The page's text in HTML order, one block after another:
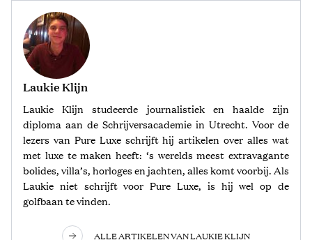
Laukie Klijn
Laukie Klijn studeerde journalistiek en haalde zijn
diploma aan de Schrijversacademie in Utrecht. Voor de
lezers van Pure Luxe schrijft hij artikelen over alles wat
met luxe te maken heeft: ‘s werelds meest extravagante
bolides, villa’s, horloges en jachten, alles komt voorbij. Als
Laukie niet schrijft voor Pure Luxe, is hij wel op de
golfbaan te vinden.
ALLE ARTIKELEN VAN LAUKIE KLIJN